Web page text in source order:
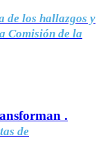
de los hallazgos y
Comisión de la
.
de